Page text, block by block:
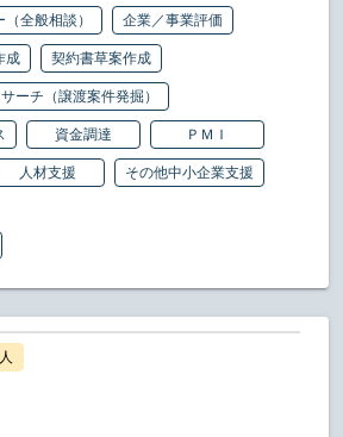
全般相談）
企業／事業評価
成 契約書草案作成
サーチ（譲渡案件発掘）
資金調達 ＰＭＩ
人材支援 その他中小企業支援